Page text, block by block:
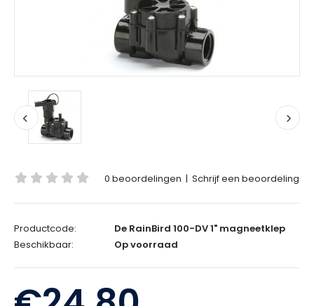
0 beoordelingen | Schrijf een beoordeling
Productcode:
De RainBird 100-DV 1" magneetklep
Beschikbaar:
Op voorraad